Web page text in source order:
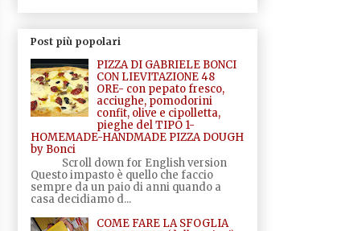
Post più popolari
PIZZA DI GABRIELE BONCI
CON LIEVITAZIONE 48
ORE- con pepato fresco,
acciughe, pomodorini
confit, olive e cipolletta,
pieghe del TIPO 1-
HOMEMADE-HANDMADE PIZZA DOUGH
by Bonci
Scroll down for English version
Questo impasto è quello che faccio
sempre da un paio di anni quando a
casa decidiamo d...
COME FARE LA SFOGLIA